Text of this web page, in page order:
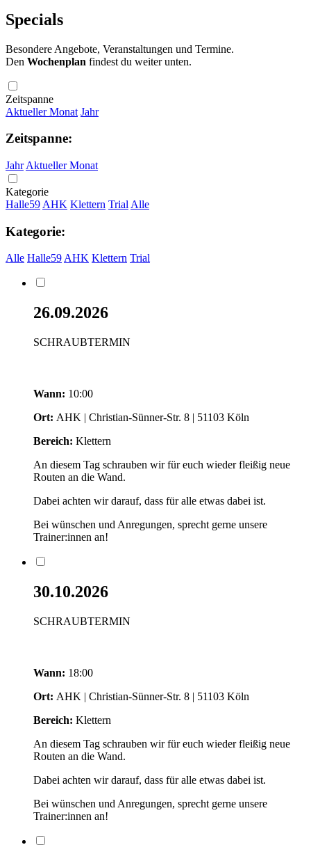
Specials
Besondere Angebote, Veranstaltungen und Termine.
Den Wochenplan findest du weiter unten.
Zeitspanne
Aktueller Monat Jahr
Zeitspanne:
Jahr Aktueller Monat
Kategorie
Halle59 AHK Klettern Trial Alle
Kategorie:
Alle Halle59AHK Klettern Trial
26.09.2026
SCHRAUBTERMIN
Wann: 10:00
Ort: AHK | Christian-Sünner-Str. 8 | 51103 Köln
Bereich: Klettern
An diesem Tag schrauben wir für euch wieder fleißig neue
Routen an die Wand.
Dabei achten wir darauf, dass für alle etwas dabei ist.
Bei wünschen und Anregungen, sprecht gerne unsere
Trainer:innen an!
30.10.2026
SCHRAUBTERMIN
Wann: 18:00
Ort: AHK | Christian-Sünner-Str. 8 | 51103 Köln
Bereich: Klettern
An diesem Tag schrauben wir für euch wieder fleißig neue
Routen an die Wand.
Dabei achten wir darauf, dass für alle etwas dabei ist.
Bei wünschen und Anregungen, sprecht gerne unsere
Trainer:innen an!